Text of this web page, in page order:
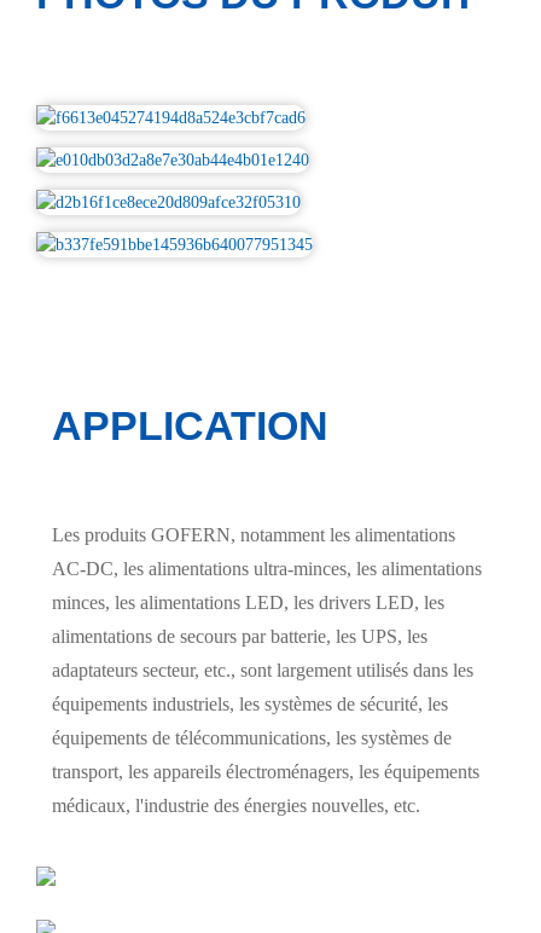
APPLICATION
Les produits GOFERN, notamment les alimentations
AC-DC, les alimentations ultra-minces, les alimentations
minces, les alimentations LED, les drivers LED, les
alimentations de secours par batterie, les UPS, les
adaptateurs secteur, etc., sont largement utilisés dans les
équipements industriels, les systèmes de sécurité, les
équipements de télécommunications, les systèmes de
transport, les appareils électroménagers, les équipements
médicaux, l'industrie des énergies nouvelles, etc.